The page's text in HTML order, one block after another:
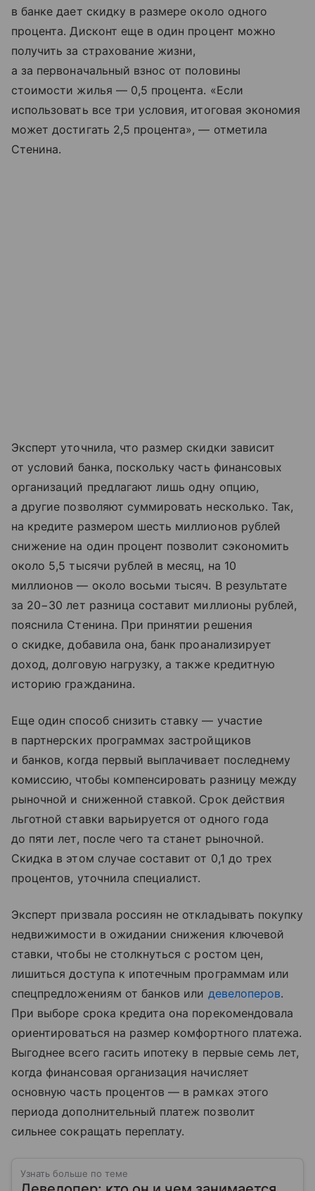
в банке дает скидку в размере около одного
процента. Дисконт еще в один процент можно
получить за страхование жизни,
а за первоначальный взнос от половины
стоимости жилья — 0,5 процента. «Если
использовать все три условия, итоговая экономия
может достигать 2,5 процента», — отметила
Стенина.
Эксперт уточнила, что размер скидки зависит
от условий банка, поскольку часть финансовых
организаций предлагают лишь одну опцию,
а другие позволяют суммировать несколько. Так,
на кредите размером шесть миллионов рублей
снижение на один процент позволит сэкономить
около 5,5 тысячи рублей в месяц, на 10
миллионов — около восьми тысяч. В результате
за 20−30 лет разница составит миллионы рублей,
пояснила Стенина. При принятии решения
о скидке, добавила она, банк проанализирует
доход, долговую нагрузку, а также кредитную
историю гражданина.
Еще один способ снизить ставку — участие
в партнерских программах застройщиков
и банков, когда первый выплачивает последнему
комиссию, чтобы компенсировать разницу между
рыночной и сниженной ставкой. Срок действия
льготной ставки варьируется от одного года
до пяти лет, после чего та станет рыночной.
Скидка в этом случае составит от 0,1 до трех
процентов, уточнила специалист.
Эксперт призвала россиян не откладывать покупку
недвижимости в ожидании снижения ключевой
ставки, чтобы не столкнуться с ростом цен,
лишиться доступа к ипотечным программам или
спецпредложениям от банков или девелоперов.
При выборе срока кредита она порекомендовала
ориентироваться на размер комфортного платежа.
Выгоднее всего гасить ипотеку в первые семь лет,
когда финансовая организация начисляет
основную часть процентов — в рамках этого
периода дополнительный платеж позволит
сильнее сокращать переплату.
Узнать больше по теме